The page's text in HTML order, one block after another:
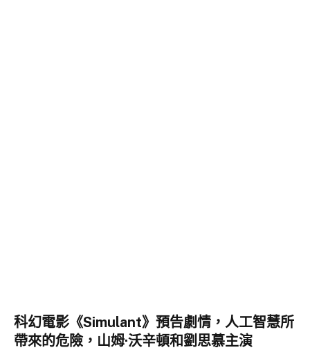
科幻電影《Simulant》預告劇情，人工智慧所
帶來的危險，山姆·沃辛頓和劉思慕主演